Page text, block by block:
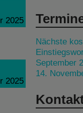
2025
2025
Nächste
September
14.